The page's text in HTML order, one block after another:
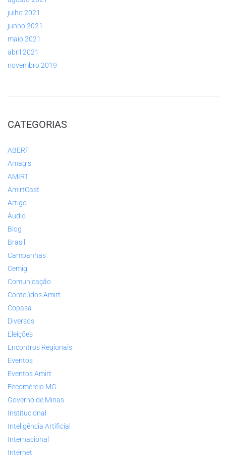
julho 2021
junho 2021
maio 2021
abril 2021
novembro 2019
CATEGORIAS
ABERT
Amagis
AMIRT
AmirtCast
Artigo
Áudio
Blog
Brasil
Campanhas
Cemig
Comunicação
Conteúdos Amirt
Copasa
Diversos
Eleições
Encontros Regionais
Eventos
Eventos Amirt
Fecomércio MG
Governo de Minas
Institucional
Inteligência Artificial
Internacional
Internet